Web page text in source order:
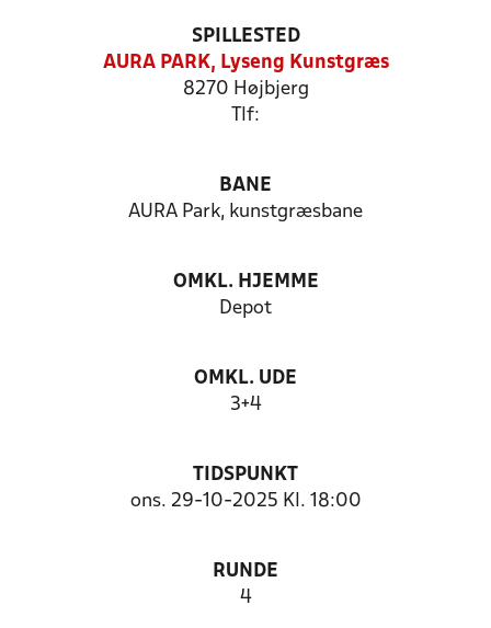
SPILLESTED
AURA PARK, Lyseng Kunstgræs
8270 Højbjerg
Tlf:
BANE
AURA Park, kunstgræsbane
OMKL. HJEMME
Depot
OMKL. UDE
3+4
TIDSPUNKT
ons. 29-10-2025 Kl. 18:00
RUNDE
4